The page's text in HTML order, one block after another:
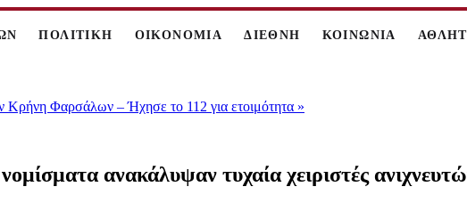
ΠΟΛΙΤΙΚΗ ΟΙΚΟΝΟΜΙΑ ΔΙΕΘΝΗ ΚΟΙΝΩΝΙΑ
Κρήνη Φαρσάλων – Ήχησε το 112 για ετοιμότητα »
ανακάλυψαν τυχαία χειριστές